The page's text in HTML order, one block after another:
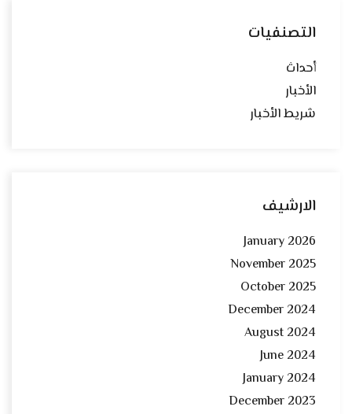
التصنفيات
أحداث
الأخبار
شريط الأخبار
الارشيف
January 2026
November 2025
October 2025
December 2024
August 2024
June 2024
January 2024
December 2023